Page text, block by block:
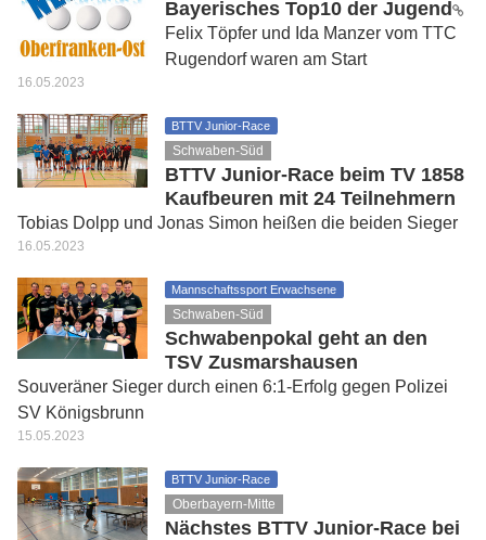
Bayerisches Top10 der Jugend
Felix Töpfer und Ida Manzer vom TTC
Rugendorf waren am Start
16.05.2023
BTTV Junior-Race
Schwaben-Süd
BTTV Junior-Race beim TV 1858
Kaufbeuren mit 24 Teilnehmern
Tobias Dolpp und Jonas Simon heißen die beiden Sieger
16.05.2023
Mannschaftssport Erwachsene
Schwaben-Süd
Schwabenpokal geht an den
TSV Zusmarshausen
Souveräner Sieger durch einen 6:1-Erfolg gegen Polizei
SV Königsbrunn
15.05.2023
BTTV Junior-Race
Oberbayern-Mitte
Nächstes BTTV Junior-Race bei